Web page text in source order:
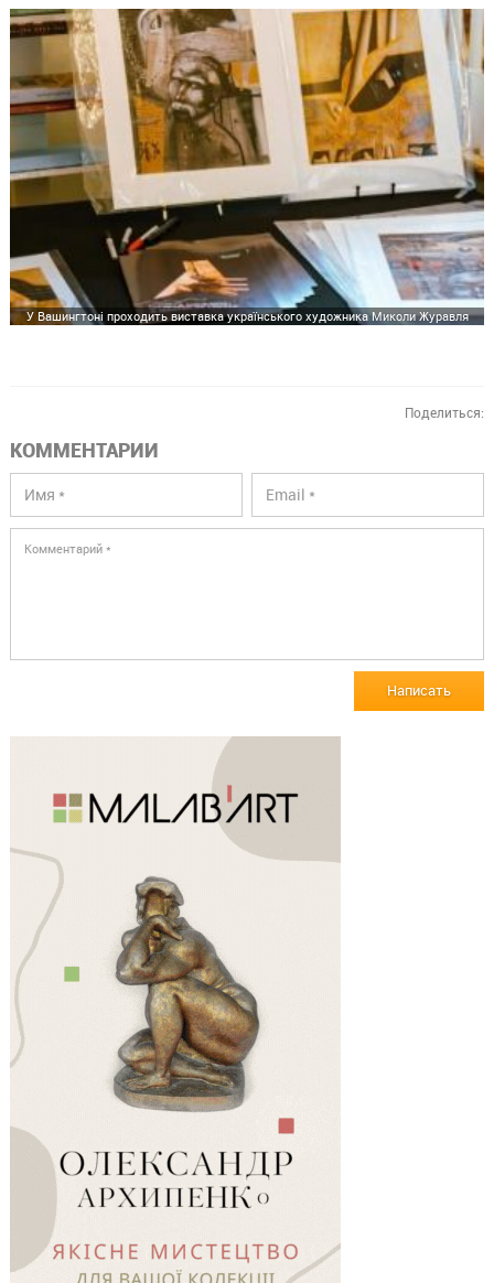
У Вашингтоні проходить виставка українського художника Миколи Журавля
Поделиться:
КОММЕНТАРИИ
Написать